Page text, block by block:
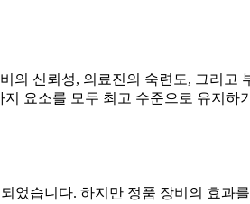
의 신뢰성, 의료진의 숙련도, 그리고
요소를 모두 최고 수준으로 유지하
습니다. 하지만 정품 장비의 효과